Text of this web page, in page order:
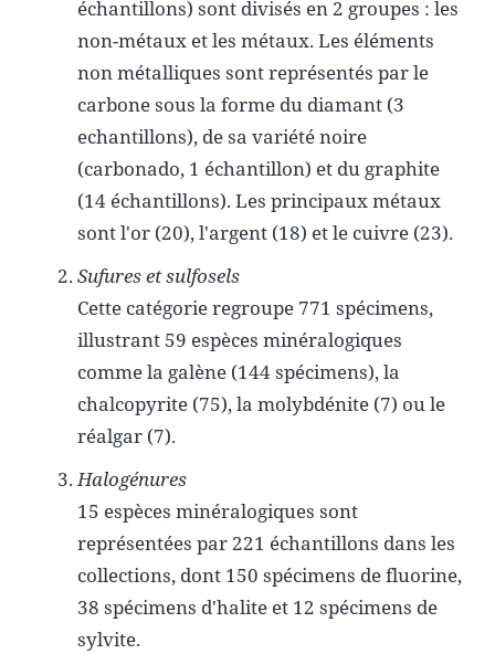
échantillons) sont divisés en 2 groupes : les
non-métaux et les métaux. Les éléments
non métalliques sont représentés par le
carbone sous la forme du diamant (3
echantillons), de sa variété noire
(carbonado, 1 échantillon) et du graphite
(14 échantillons). Les principaux métaux
sont l'or (20), l'argent (18) et le cuivre (23).
Sufures et sulfosels
Cette catégorie regroupe 771 spécimens,
illustrant 59 espèces minéralogiques
comme la galène (144 spécimens), la
chalcopyrite (75), la molybdénite (7) ou le
réalgar (7).
Halogénures
15 espèces minéralogiques sont
représentées par 221 échantillons dans les
collections, dont 150 spécimens de fluorine,
38 spécimens d'halite et 12 spécimens de
sylvite.